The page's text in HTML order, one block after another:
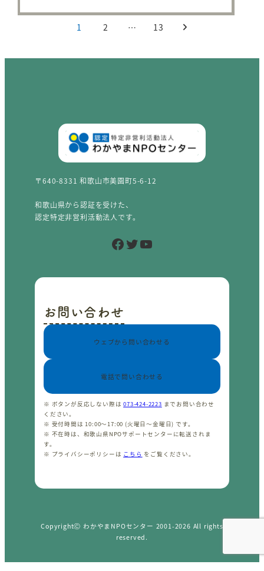
投稿のページ送り
1 2 … 13
〒640-8331 和歌山市美園町5-6-12
和歌山県から認証を受けた、
認定特定非営利活動法人です。
Facebook Twitter YouTube
お問い合わせ
ウェブから問い合わせる
電話で問い合わせる
※ ボタンが反応しない際は073-424-2223 までお問い合わせ
ください。
※ 受付時間は 10:00〜17:00 (火曜日〜金曜日) です。
※ 不在時は、和歌山県NPOサポートセンターに転送されま
す。
※ プライバシーポリシーは こちら をご覧ください。
CopyrightⒸ わかやまNPOセンター 2001-2026 All rights
reserved.